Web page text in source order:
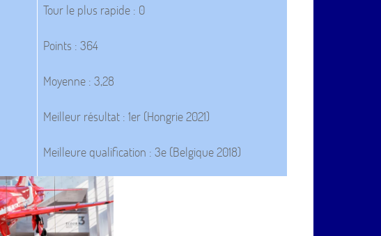
Tour le plus rapide : 0
Points : 364
Moyenne : 3,28
Meilleur résultat : 1er (Hongrie 2021)
Meilleure qualification : 3e (Belgique 2018)